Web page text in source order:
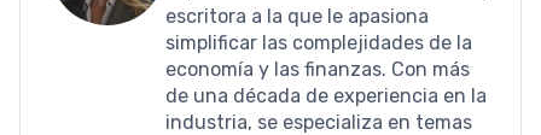
escritora a la que le apasiona
simplificar las complejidades de la
economía y las finanzas. Con más
de una década de experiencia en la
industria, se especializa en temas